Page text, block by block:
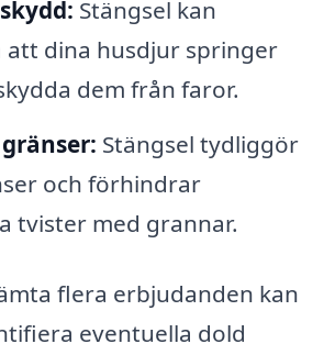
Stängsel kan
dina husdjur springer
dem från faror.
Stängsel tydliggör
och förhindrar
tvister med grannar.
flera erbjudanden kan
eventuella dold